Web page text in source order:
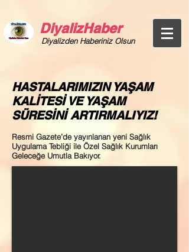
DiyalizHaber
Diyalizden Haberiniz Olsun
HASTALARIMIZIN YAŞAM
KALİTESİ VE YAŞAM
SÜRESİNİ ARTIRMALIYIZ!
Resmi Gazete’de yayınlanan yeni Sağlık
Uygulama Tebliği ile Özel Sağlık Kurumları
Geleceğe Umutla Bakıyor.